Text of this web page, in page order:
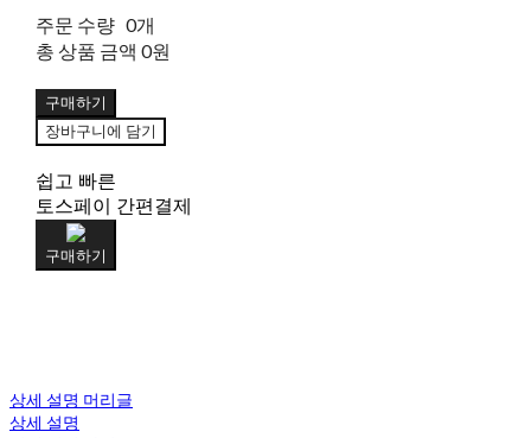
주문 수량 0개
총 상품 금액 0원
구매하기
장바구니에 담기
쉽고 빠른
토스페이 간편결제
구매하기
상세 설명 머리글
상세 설명